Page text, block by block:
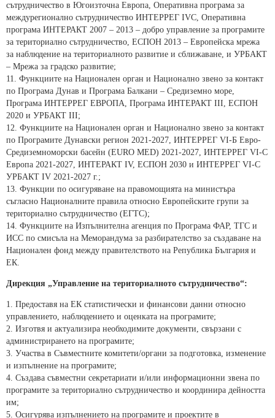
сътрудничество в Югоизточна Европа, Оперативна програма за
междурегионално сътрудничество ИНТЕРРЕГ IVC, Оперативна
програма ИНТЕРАКТ 2007 – 2013 – добро управление за програмите
за териториално сътрудничество, ЕСПОН 2013 – Европейска мрежа
за наблюдение на териториалното развитие и сближаване, и УРБАКТ
– Мрежа за градско развитие;
11. Функциите на Национален орган и Национално звено за контакт
по Програма Дунав и Програма Балкани – Средиземно море,
Програма ИНТЕРРЕГ ЕВРОПА, Програма ИНТЕРАКТ III, ЕСПОН
2020 и УРБАКТ III;
12. Функциите на Национален орган и Национално звено за контакт
по Програмите Дунавски регион 2021-2027, ИНТЕРРЕГ VI-Б Евро-
Средиземноморски басейн (EURO MED) 2021-2027, ИНТЕРРЕГ VІ-С
Европа 2021-2027, ИНТЕРАКТ ІV, ЕСПОН 2030 и ИНТЕРРЕГ VI-С
УРБАКТ IV 2021-2027 г.;
13. Функции по осигуряване на правомощията на министъра
съгласно Националните правила относно Европейските групи за
териториално сътрудничество (ЕГТС);
14. Функциите на Изпълнителна агенция по Програма ФАР, ТГС и
ИСС по смисъла на Меморандума за разбирателство за създаване на
Национален фонд между правителството на Република България и
ЕК.
Дирекция „Управление на териториалното сътрудничество“:
1. Предоставя на ЕК статистически и финансови данни относно
управлението, наблюдението и оценката на програмите;
2. Изготвя и актуализира необходимите документи, свързани с
администрирането на програмите;
3. Участва в Съвместните комитети/органи за подготовка, изменение
и изпълнение на програмите;
4. Създава съвместни секретариати и/или информационни звена по
програмите за териториално сътрудничество и координира дейността
им;
5. Осигурява изпълнението на програмите и проектите в